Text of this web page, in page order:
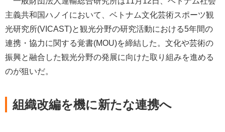
主義共和国ハノイにおいて、ベトナム文化芸術スポーツ観
光研究所(VICAST)と観光分野の研究活動における5年間の
連携・協力に関する覚書(MOU)を締結した。文化や芸術の
振興と融合した観光分野の発展に向けた取り組みを進める
のが狙いだ。
組織改編を機に新たな連携へ